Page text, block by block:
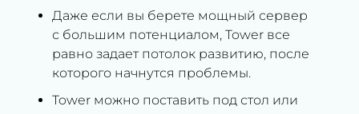
Даже если вы берете мощный сервер
с большим потенциалом, Tower все
равно задает потолок развитию, после
которого начнутся проблемы.
Tower можно поставить под стол или